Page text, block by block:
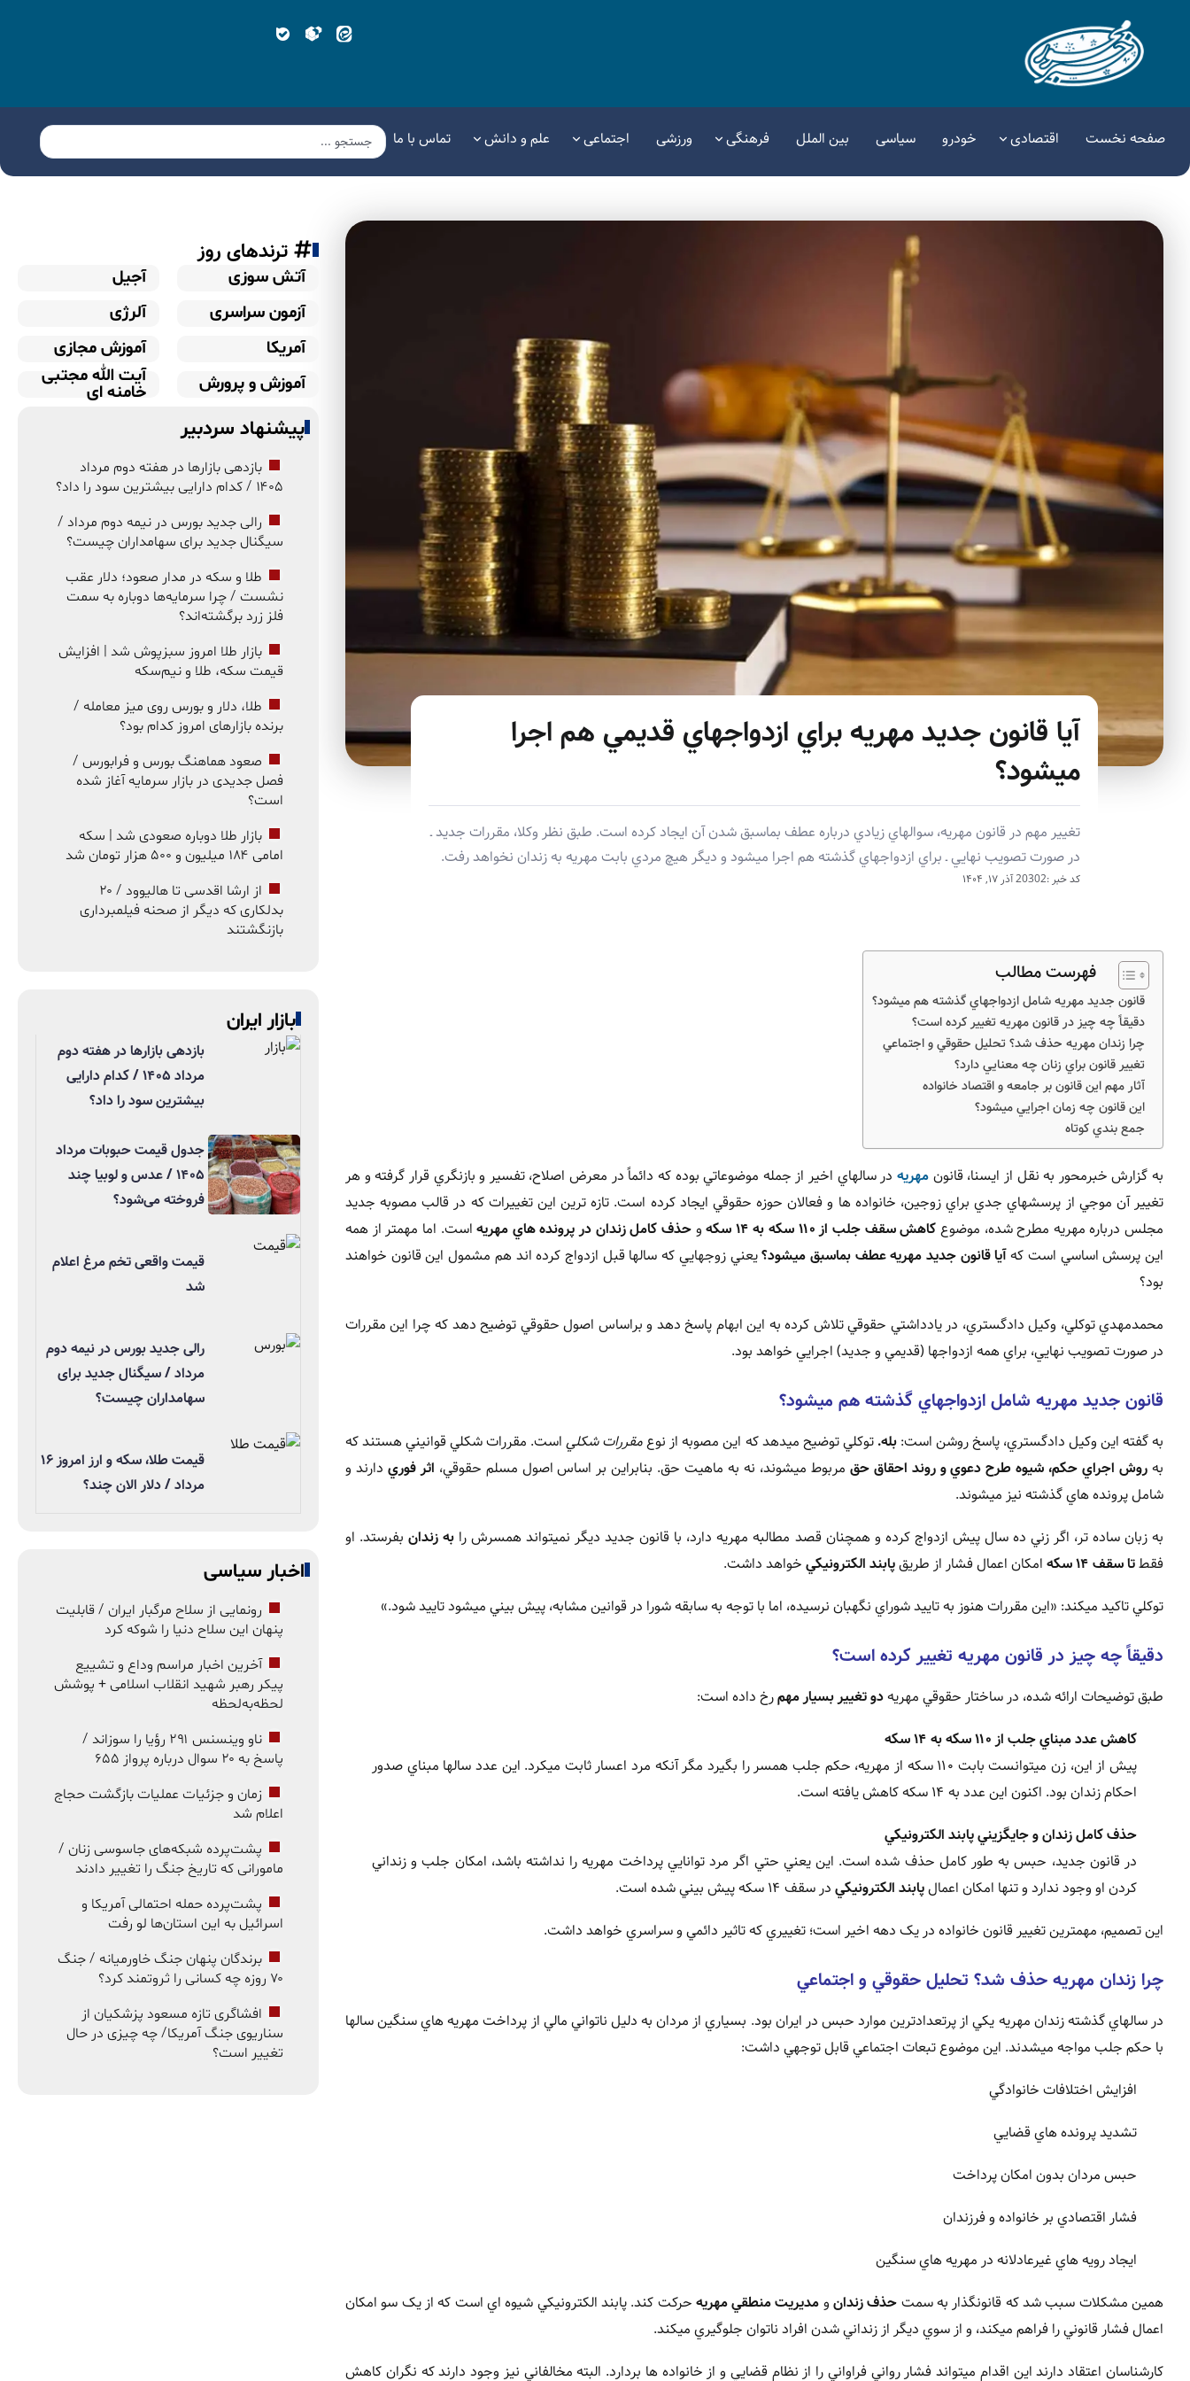
صفحه نخست اقتصادی خودرو سیاسی بین الملل فرهنگی ورزشی اجتماعی علم و دانش تماس با ما
آيا قانون جديد مهريه براي ازدواجهاي قديمي هم اجرا
ميشود؟
تغيير مهم در قانون مهريه، سوالهاي زيادي درباره عطف بماسبق شدن آن ايجاد کرده است. طبق نظر وکلا، مقررات جديد ـ
در صورت تصويب نهايي ـ براي ازدواجهاي گذشته هم اجرا ميشود و ديگر هيچ مردي بابت مهريه به زندان نخواهد رفت.
کد خبر :20302 آذر ۱۷, ۱۴۰۴
فهرست مطالب
قانون جديد مهريه شامل ازدواجهاي گذشته هم ميشود؟
دقيقاً چه چيز در قانون مهريه تغيير کرده است؟
چرا زندان مهريه حذف شد؟ تحليل حقوقي و اجتماعي
تغيير قانون براي زنان چه معنايي دارد؟
آثار مهم اين قانون بر جامعه و اقتصاد خانواده
اين قانون چه زمان اجرايي ميشود؟
جمع بندي کوتاه
به گزارش خبرمحور به نقل از ایسنا، قانونمهريه در سالهاي اخير از جمله موضوعاتي بوده که دائماً در معرض اصلاح، تفسير و بازنگري قرار گرفته و هر
تغيير آن موجي از پرسشهاي جدي براي زوجين، خانواده ها و فعالان حوزه حقوقي ايجاد کرده است. تازه ترين اين تغييرات که در قالب مصوبه جديد
مجلس درباره مهريه مطرح شده، موضوع کاهش سقف جلب از ۱۱۰ سکه به ۱۴ سکه وحذف کامل زندان در پرونده هاي مهريهاست. اما مهمتر از همه
اين پرسش اساسي است کهآيا قانون جديد مهريه عطف بماسبق ميشود؟يعني زوجهايي که سالها قبل ازدواج کرده اند هم مشمول اين قانون خواهند
بود؟
محمدمهدي توکلي، وکيل دادگستري، در يادداشتي حقوقي تلاش کرده به اين ابهام پاسخ دهد و براساس اصول حقوقي توضيح دهد که چرا اين مقررات
در صورت تصويب نهايي، براي همه ازدواجها (قديمي و جديد) اجرايي خواهد بود.
قانون جديد مهريه شامل ازدواجهاي گذشته هم ميشود؟
به گفته اين وکيل دادگستري، پاسخ روشن است:بله. توکلي توضيح ميدهد که اين مصوبه از نوعمقررات شکلياست. مقررات شکلي قوانيني هستند که
به روش اجراي حکم، شيوه طرح دعوي و روند احقاق حق مربوط ميشوند، نه به ماهيت حق. بنابراين بر اساس اصول مسلم حقوقي، اثر فوري دارند و
شامل پرونده هاي گذشته نيز ميشوند.
به زبان ساده تر، اگر زني ده سال پيش ازدواج کرده و همچنان قصد مطالبه مهريه دارد، با قانون جديد ديگر نميتواند همسرش را به زندانبفرستد. او
فقطتا سقف ۱۴ سکه امکان اعمال فشار از طريقپابند الکترونيکي خواهد داشت.
توکلي تاکيد ميکند: «اين مقررات هنوز به تاييد شوراي نگهبان نرسيده، اما با توجه به سابقه شورا در قوانين مشابه، پيش بيني ميشود تاييد شود.»
دقيقاً چه چيز در قانون مهريه تغيير کرده است؟
طبق توضيحات ارائه شده، در ساختار حقوقي مهريهدو تغيير بسيار مهمرخ داده است:
کاهش عدد مبناي جلب از ۱۱۰ سکه به ۱۴ سکه
پيش از اين، زن ميتوانست بابت ۱۱۰ سکه از مهريه، حکم جلب همسر را بگيرد مگر آنکه مرد اعسار ثابت ميکرد. اين عدد سالها مبناي صدور
احکام زندان بود. اکنون اين عدد به ۱۴ سکه کاهش يافته است.
حذف کامل زندان و جايگزيني پابند الکترونيکي
در قانون جديد، حبس به طور كامل حذف شده است. اين يعني حتي اگر مرد توانايي پرداخت مهريه را نداشته باشد، امکان جلب و زنداني
کردن او وجود ندارد و تنها امکان اعمالپابند الکترونيکي در سقف ۱۴ سکه پيش بيني شده است.
اين تصميم، مهمترين تغيير قانون خانواده در يک دهه اخير است؛ تغييري که تاثير دائمي و سراسري خواهد داشت.
چرا زندان مهريه حذف شد؟ تحليل حقوقي و اجتماعي
در سالهاي گذشته زندان مهريه يکي از پرتعدادترين موارد حبس در ايران بود. بسياري از مردان به دليل ناتواني مالي از پرداخت مهريه هاي سنگين سالها
با حکم جلب مواجه ميشدند. اين موضوع تبعات اجتماعي قابل توجهي داشت:
افزايش اختلافات خانوادگي
تشديد پرونده هاي قضايي
حبس مردان بدون امکان پرداخت
فشار اقتصادي بر خانواده و فرزندان
ايجاد رويه هاي غيرعادلانه در مهريه هاي سنگين
همين مشکلات سبب شد که قانونگذار به سمت حذف زندانو مديريت منطقي مهريه حرکت کند. پابند الکترونيکي شيوه اي است که از يک سو امکان
اعمال فشار قانوني را فراهم ميکند، و از سوي ديگر از زنداني شدن افراد ناتوان جلوگيري ميکند.
کارشناسان اعتقاد دارند اين اقدام ميتواند فشار رواني فراواني را از نظام قضايي و از خانواده ها بردارد. البته مخالفاني نيز وجود دارند که نگران کاهش
ترندهای روز
آتش سوزی
آجیل
آزمون سراسری
آلرژی
آمریکا
آموزش مجازی
آموزش و پرورش
آیت الله مجتبی
خامنه ای
پیشنهاد سردبیر
بازدهی بازارها در هفته دوم مرداد
۱۴۰۵ / کدام دارایی بیشترین سود را داد؟
رالی جدید بورس در نیمه دوم مرداد /
سیگنال جدید برای سهامداران چیست؟
طلا و سکه در مدار صعود؛ دلار عقب
نشست / چرا سرمایه‌ها دوباره به سمت
فلز زرد برگشته‌اند؟
بازار طلا امروز سبزپوش شد | افزایش
قیمت سکه، طلا و نیم‌سکه
طلا، دلار و بورس روی میز معامله /
برنده بازارهای امروز کدام بود؟
صعود هماهنگ بورس و فرابورس /
فصل جدیدی در بازار سرمایه آغاز شده
است؟
بازار طلا دوباره صعودی شد | سکه
امامی ۱۸۴ میلیون و ۵۰۰ هزار تومان شد
از ارشا اقدسی تا هالیوود / ۲۰
بدلکاری که دیگر از صحنه فیلمبرداری
بازنگشتند
بازار ایران
بازدهی بازارها در هفته دوم
مرداد ۱۴۰۵ / کدام دارایی
بیشترین سود را داد؟
جدول قیمت حبوبات مرداد
۱۴۰۵ / عدس و لوبیا چند
فروخته می‌شود؟
قیمت واقعی تخم مرغ اعلام
شد
رالی جدید بورس در نیمه دوم
مرداد / سیگنال جدید برای
سهامداران چیست؟
قیمت طلا، سکه و ارز امروز ۱۶
مرداد / دلار الان چند؟
اخبار سیاسی
رونمایی از سلاح مرگبار ایران / قابلیت
پنهان این سلاح دنیا را شوکه کرد
آخرین اخبار مراسم وداع و تشییع
پیکر رهبر شهید انقلاب اسلامی + پوشش
لحظه‌به‌لحظه
ناو وینسنس ۲۹۱ رؤیا را سوزاند /
پاسخ به ۲۰ سوال درباره پرواز ۶۵۵
زمان و جزئیات عملیات بازگشت حجاج
اعلام شد
پشت‌پرده شبکه‌های جاسوسی زنان /
مامورانی که تاریخ جنگ را تغییر دادند
پشت‌پرده حمله احتمالی آمریکا و
اسرائیل به این استان‌ها لو رفت
برندگان پنهان جنگ خاورمیانه / جنگ
۷۰ روزه چه کسانی را ثروتمند کرد؟
افشاگری تازه مسعود پزشکیان از
سناریوی جنگ آمریکا/ چه چیزی در حال
تغییر است؟